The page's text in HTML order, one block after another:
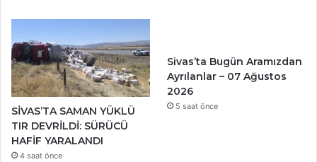
SİVAS’TA SAMAN YÜKLÜ
TIR DEVRİLDİ: SÜRÜCÜ
HAFİF YARALANDI
4 saat önce
Sivas’ta Bugün Aramızdan
Ayrılanlar – 07 Ağustos
2026
5 saat önce